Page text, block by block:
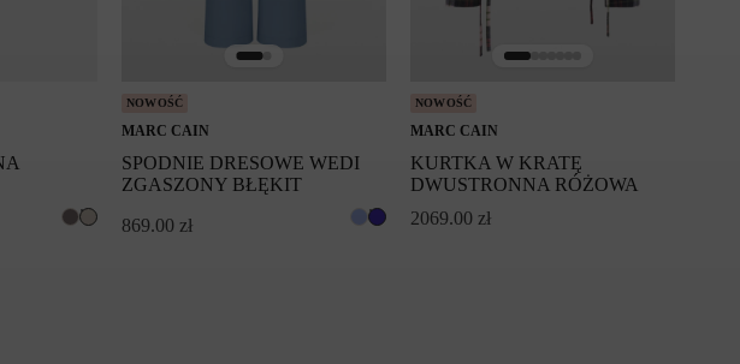
NOWOŚĆ
MARC CAIN
SPODNIE DRESOWE WEDI
ZGASZONY BŁĘKIT
869.00 zł
NOWOŚĆ
MARC CAIN
KURTKA W KRATĘ
DWUSTRONNA RÓŻOWA
2069.00 zł